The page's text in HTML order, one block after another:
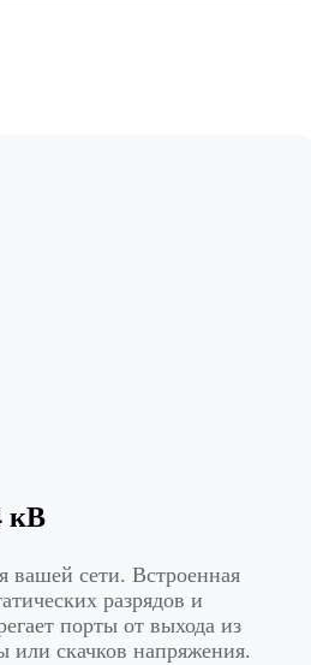
кВ
вашей сети. Встроенная
разрядов и
порты от выхода из
или скачков напряжения.